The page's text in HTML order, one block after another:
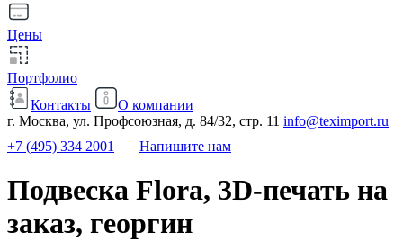
Цены
Портфолио
Контакты
О компании
г. Москва, ул. Профсоюзная, д. 84/32, стр. 11 info@teximport.ru
+7 (495) 334 2001
Напишите нам
Подвеска Flora, 3D-печать на
заказ, георгин